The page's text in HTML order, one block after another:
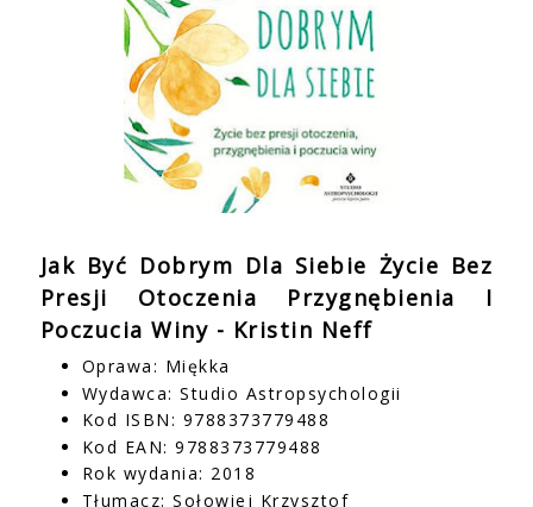
Jak Być Dobrym Dla Siebie Życie Bez
Presji Otoczenia Przygnębienia I
Poczucia Winy - Kristin Neff
Oprawa: Miękka
Wydawca: Studio Astropsychologii
Kod ISBN: 9788373779488
Kod EAN: 9788373779488
Rok wydania: 2018
Tłumacz: Sołowiej Krzysztof